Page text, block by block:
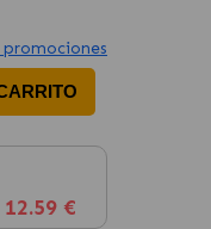
promociones
12.59 €